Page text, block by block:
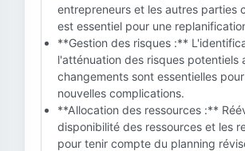
entrepreneurs et les autres parties
est essentiel pour une
**Gestion des risques :**
l'atténuation des risques potentiels
changements sont essentielles
nouvelles complications.
**Allocation des ressources :**
disponibilité des ressources et les
pour tenir compte du planning